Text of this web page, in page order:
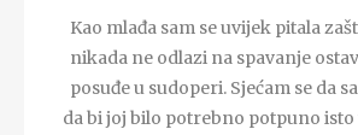
Kao mlađa sam se uvijek pitala
nikada ne odlazi na spavanje
posuđe u sudoperi. Sjećam se da
da bi joj bilo potrebno potpuno isto